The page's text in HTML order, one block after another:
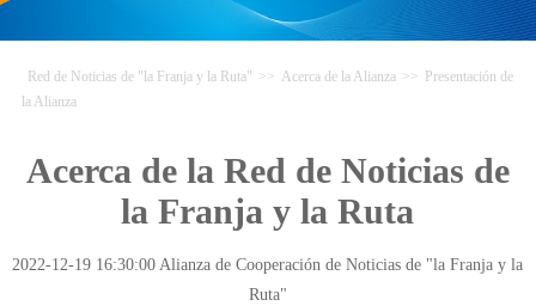
Red de Noticias de "la Franja y la Ruta" >> Acerca de la Alianza >> Presentación de
la Alianza
Acerca de la Red de Noticias de
la Franja y la Ruta
2022-12-19 16:30:00 Alianza de Cooperación de Noticias de "la Franja y la
Ruta"